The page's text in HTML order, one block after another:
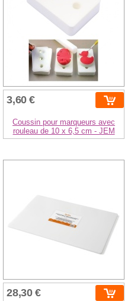
3,60 €
Coussin pour marqueurs avec
rouleau de 10 x 6,5 cm - JEM
28,30 €